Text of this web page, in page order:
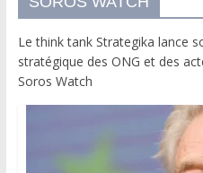
Le think tank Strategika lance
stratégique des ONG et des
Soros Watch